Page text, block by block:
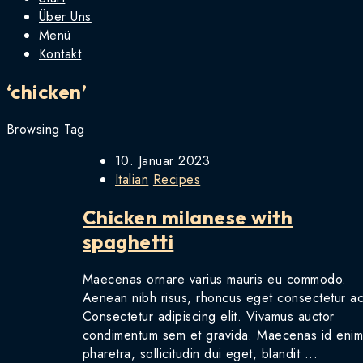
Über Uns
Menü
Kontakt
‘chicken’
Browsing Tag
10. Januar 2023
Italian Recipes
Chicken milanese with
spaghetti
Maecenas ornare varius mauris eu commodo.
Aenean nibh risus, rhoncus eget consectetur
Consectetur adipiscing elit. Vivamus auctor
condimentum sem et gravida. Maecenas id enim
pharetra, sollicitudin dui eget, blandit ...